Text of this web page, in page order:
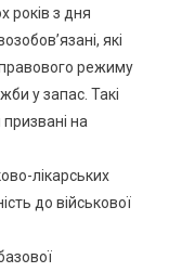
років з дня
які
правового режиму
у запас. Такі
на
лікарських
до військової